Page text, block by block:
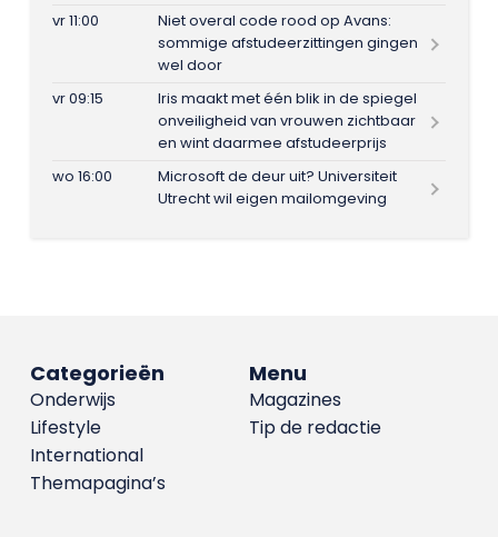
vr 11:00
Niet overal code rood op Avans:
sommige afstudeerzittingen gingen
wel door
vr 09:15
Iris maakt met één blik in de spiegel
onveiligheid van vrouwen zichtbaar
en wint daarmee afstudeerprijs
wo 16:00
Microsoft de deur uit? Universiteit
Utrecht wil eigen mailomgeving
Menu
Magazines
Tip de redactie
Categorieën
Onderwijs
Lifestyle
International
Themapagina’s